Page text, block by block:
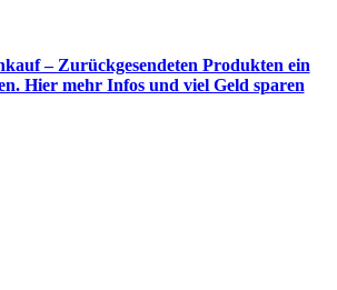
– Zurückgesendeten Produkten ein
Hier mehr Infos und viel Geld sparen